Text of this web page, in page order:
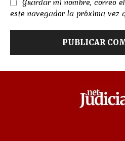
Guardar mi nombre, correo
este navegador la próxima vez